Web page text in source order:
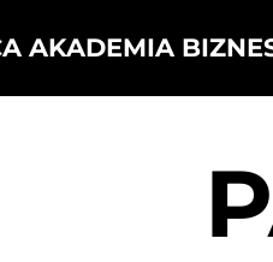
AKADEMIA